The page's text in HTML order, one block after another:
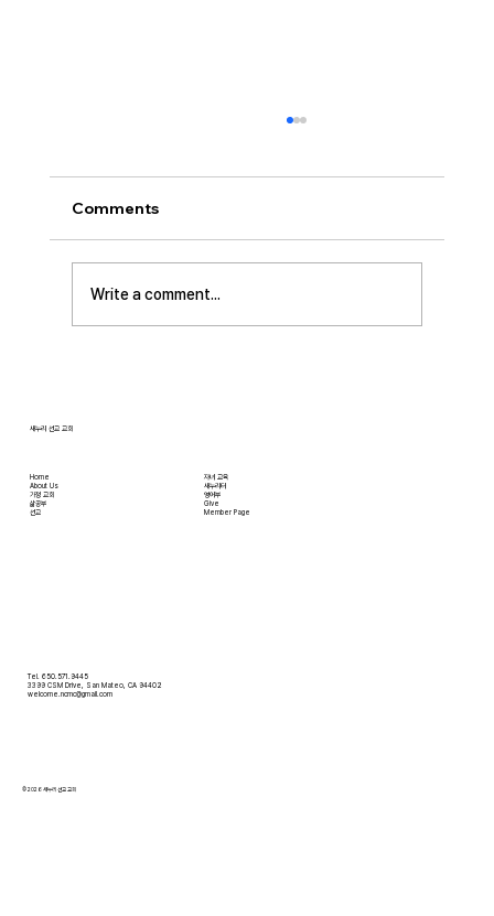
Comments
Write a comment...
Home
About Us
​가정 교회
​삶공부
​선교
자녀 교육
새누리터
영어부
Give
Member Page
Tel. 650.571.9445
3399 CSM Drive, San Mateo, CA 94402
welcome.ncmc@gmail.com
© 2026 새누리 선교 교회
새누리 선교 교회